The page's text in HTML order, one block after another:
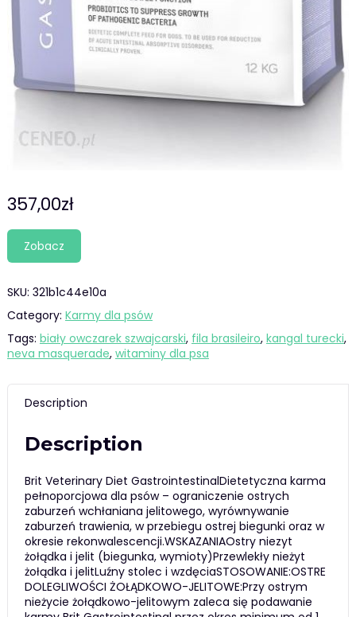
357,00zł
Zobacz
SKU: 321b1c44e10a
Category: Karmy dla psów
Tags: biały owczarek szwajcarski, fila brasileiro, kangal turecki,
neva masquerade, witaminy dla psa
Description
Description
Brit Veterinary Diet GastrointestinalDietetyczna karma
pełnoporcjowa dla psów – ograniczenie ostrych
zaburzeń wchłaniana jelitowego, wyrównywanie
zaburzeń trawienia, w przebiegu ostrej biegunki oraz w
okresie rekonwalescencji.WSKAZANIAOstry niezyt
żołądka i jelit (biegunka, wymioty)Przewlekły nieżyt
żołądka i jelitLuźny stolec i wzdęciaSTOSOWANIE:OSTRE
DOLEGLIWOŚCI ŻOŁĄDKOWO-JELITOWE:Przy ostrym
nieżycie żołądkowo-jelitowym zaleca się podawanie